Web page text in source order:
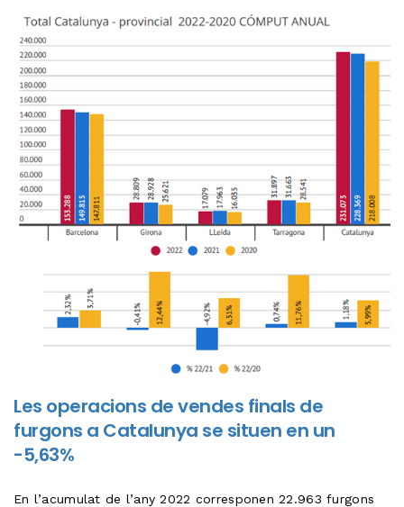
Les operacions de vendes finals de
furgons a Catalunya se situen en un
-5,63%
En l’acumulat de l’any 2022 corresponen 22.963 furgons